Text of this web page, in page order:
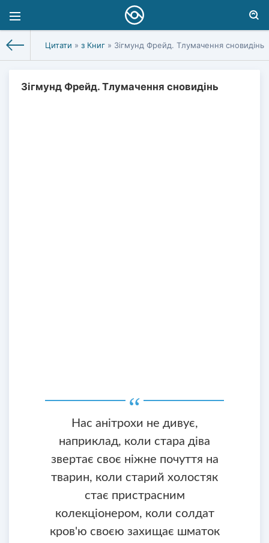
Цитати » з Книг » Зігмунд Фрейд. Тлумачення сновидінь
Зігмунд Фрейд. Тлумачення сновидінь
Нас анітрохи не дивує,
наприклад, коли стара діва
звертає своє ніжне почуття на
тварин, коли старий холостяк
стає пристрасним
колекціонером, коли солдат
кров'ю своєю захищає шматок